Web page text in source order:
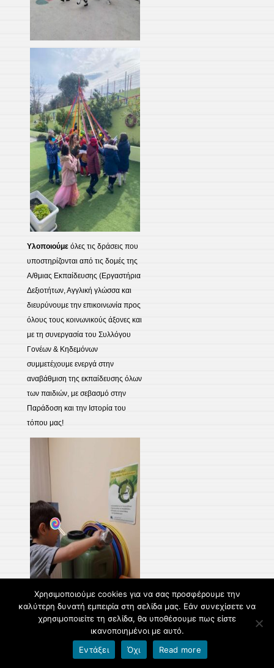
Υλοποιούμε όλες τις δράσεις που
υποστηρίζονται από τις δομές της
Α/θμιας Εκπαίδευσης (Εργαστήρια
Δεξιοτήτων, Αγγλική γλώσσα και
διευρύνουμε την επικοινωνία προς
όλους τους κοινωνικούς άξονες και
με τη συνεργασία του Συλλόγου
Γονέων & Κηδεμόνων
συμμετέχουμε ενεργά στην
αναβάθμιση της εκπαίδευσης όλων
των παιδιών, με σεβασμό στην
Παράδοση και την Ιστορία του
τόπου μας!
Χρησιμοποιούμε cookies για να σας προσφέρουμε την
καλύτερη δυνατή εμπειρία στη σελίδα μας. Εάν συνεχίσετε να
χρησιμοποιείτε τη σελίδα, θα υποθέσουμε πως είστε
ικανοποιημένοι με αυτό.
Εντάξει
Όχι Read more